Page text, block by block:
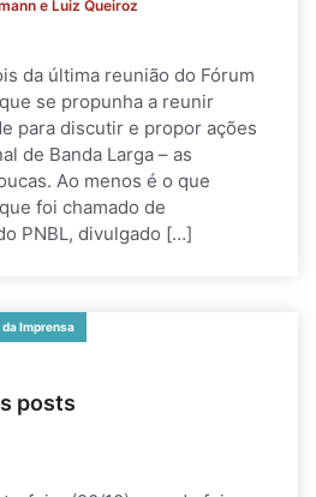
e Luiz Queiroz
da última reunião do Fórum
se propunha a reunir
para discutir e propor ações
de Banda Larga – as
Ao menos é o que
foi chamado de
PNBL, divulgado […]
Imprensa
posts